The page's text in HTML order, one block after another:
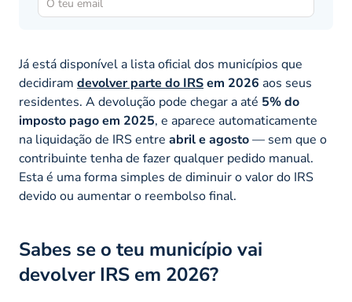
Já está disponível a lista oficial dos municípios que
decidiram devolver parte do IRSem 2026 aos seus
residentes. A devolução pode chegar a até 5% do
imposto pago em 2025, e aparece automaticamente
na liquidação de IRS entre abril e agosto— sem que o
contribuinte tenha de fazer qualquer pedido manual.
Esta é uma forma simples de diminuir o valor do IRS
devido ou aumentar o reembolso final.
Sabes se o teu município vai
devolver IRS em 2026?